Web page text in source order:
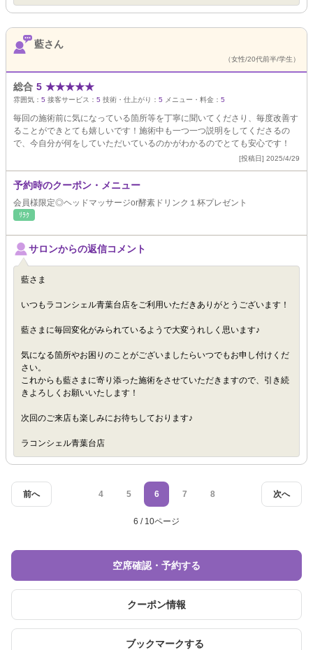
藍さん
（女性/20代前半/学生）
総合 5 ★★★★★
雰囲気： 5 接客サービス： 5 技術・仕上がり： 5 メニュー・料金： 5
毎回の施術前に気になっている箇所等を丁寧に聞いてくださり、毎度改善す
ることができとても嬉しいです！施術中も一つ一つ説明をしてくださるの
で、今自分が何をしていただいているのかがわかるのでとても安心です！
[投稿日] 2025/4/29
予約時のクーポン・メニュー
会員様限定◎ヘッドマッサージor酵素ドリンク１杯プレゼント
ﾘﾗｸ
サロンからの返信コメント
藍さま
いつもラコンシェル青葉台店をご利用いただきありがとうございます！
藍さまに毎回変化がみられているようで大変うれしく思います♪
気になる箇所やお困りのことがございましたらいつでもお申し付けくだ
さい。
これからも藍さまに寄り添った施術をさせていただきますので、引き続
きよろしくお願いいたします！
次回のご来店も楽しみにお待ちしております♪
ラコンシェル青葉台店
前へ 次へ
4 5 6 7 8
6 / 10ページ
空席確認・予約する
クーポン情報
ブックマークする